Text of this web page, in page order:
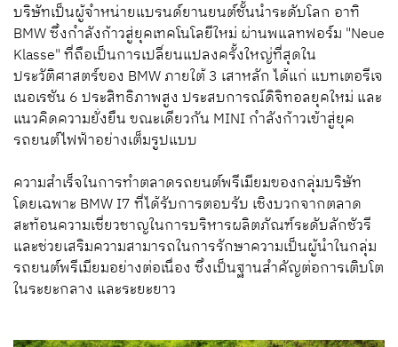
บริษัทเป็นผู้จำหน่ายแบรนด์ยานยนต์ชั้นนำระดับโลก อาทิ
BMW ซึ่งกำลังก้าวสู่ยุคเทคโนโลยีใหม่ ผ่านพแลทฟอร์ม "Neue
Klasse" ที่ถือเป็นการเปลี่ยนแปลงครั้งใหญ่ที่สุดใน
ประวัติศาสตร์ของ BMW ภายใต้ 3 เสาหลัก ได้แก่ แบทเตอรีเจ
เนอเรชัน 6 ประสิทธิภาพสูง ประสบการณ์ดิจิทอลยุคใหม่ และ
แนวคิดความยั่งยืน ขณะเดียวกัน MINI กำลังก้าวเข้าสู่ยุค
รถยนต์ไฟฟ้าอย่างเต็มรูปแบบ
ความสำเร็จในการทำตลาดรถยนต์พรีเมียมของกลุ่มบริษัท
โดยเฉพาะ BMW I7 ที่ได้รับการตอบรับ เชิงบวกจากตลาด
สะท้อนความเชี่ยวชาญในการบริหารผลิตภัณฑ์ระดับลักชัวรี
และช่วยเสริมความสามารถในการรักษาความเป็นผู้นำในกลุ่ม
รถยนต์พรีเมียมอย่างต่อเนื่อง ซึ่งเป็นฐานสำคัญต่อการเติบโต
ในระยะกลาง และระยะยาว